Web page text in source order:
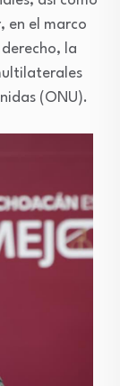
en el marco
la
(ONU).